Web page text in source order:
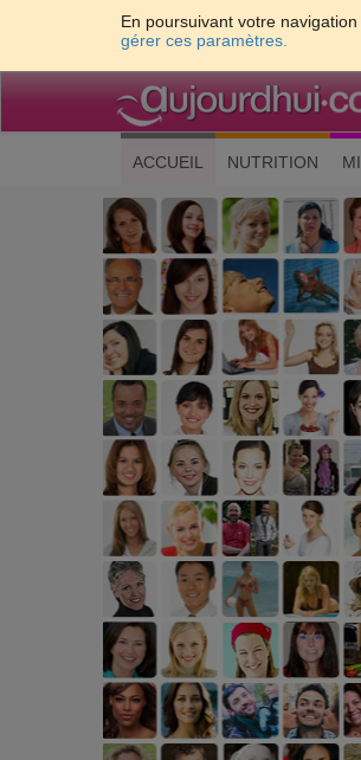
En poursuivant votre
gérer ces paramètres.
ACCUEIL (current)
NUTRITION